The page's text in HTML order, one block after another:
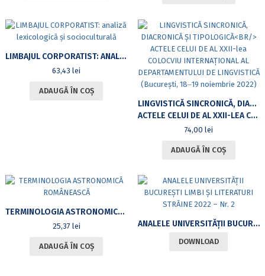
LIMBAJUL CORPORATIST: ANALIZĂ LEXICOLOGICĂ ŞI SOCIOCULTURALĂ
63,43lei
ADAUGĂ ÎN COȘ
LINGVISTICĂ SINCRONICĂ, DIACRONICĂ ȘI TIPOLOGICĂ
ACTELE CELUI DE AL XXII-LEA COLOCVIU INTERNAȚIONAL AL DEPARTAMENTULUI DE LINGVISTICĂ (BUCUREȘTI, 18‒19 NOIEMBRIE 2022)
74,00 lei
ADAUGĂ ÎN COȘ
TERMINOLOGIA ASTRONOMICĂ ROMÂNEASCĂ
25,37 lei
ADAUGĂ ÎN COȘ
ANALELE UNIVERSITĂŢII BUCUREŞTI LIMBI ŞI LITERATURI STRĂINE 2022 – NR. 2
DOWNLOAD